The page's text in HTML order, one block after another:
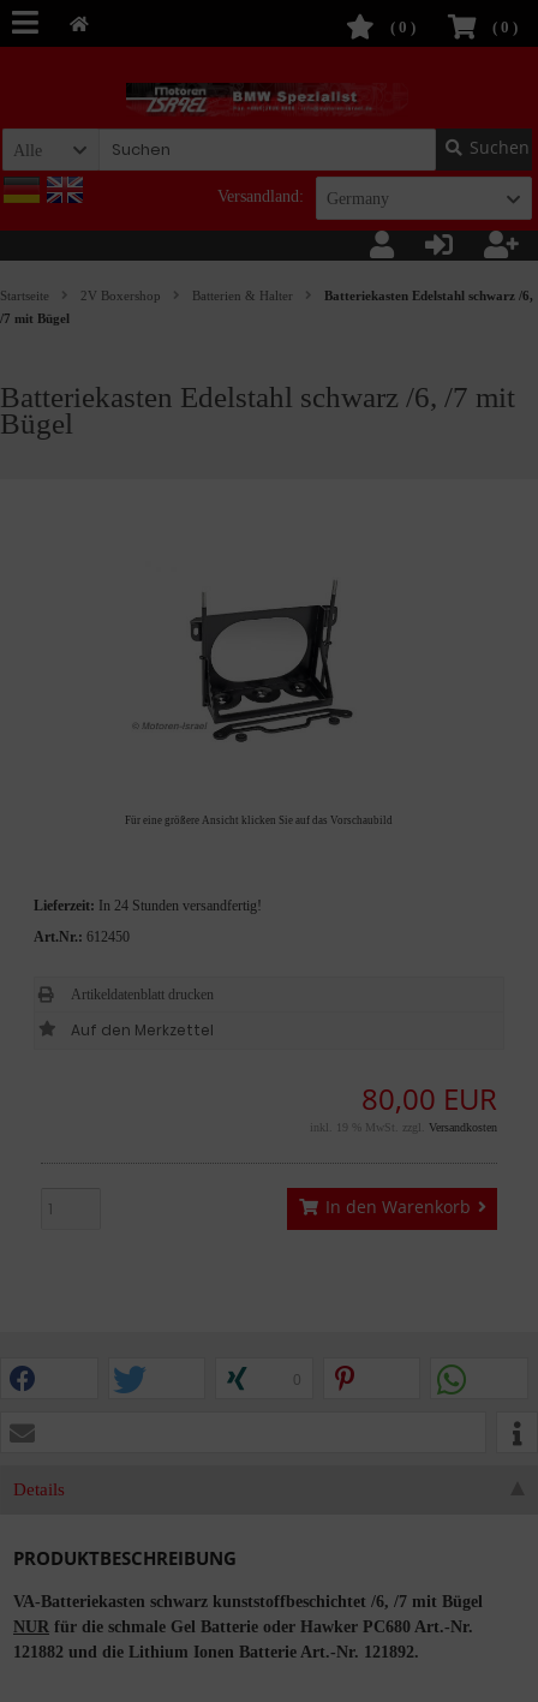
( 0 )
( 0 )
Alle Suchen
Versandland: Germany
Startseite 2V Boxershop Batterien & Halter
Batteriekasten Edelstahl schwarz /6,
/7 mit Bügel
Batteriekasten Edelstahl schwarz /6, /7 mit
Bügel
Für eine größere Ansicht klicken Sie auf das Vorschaubild
80,00 EUR
inkl. 19 % MwSt. zzgl. Versandkosten
In den Warenkorb
Lieferzeit:
In 24 Stunden versandfertig!
Art.Nr.: 612450
Artikeldatenblatt drucken
0
Details
PRODUKTBESCHREIBUNG
VA-Batteriekasten schwarz kunststoffbeschichtet /6, /7 mit Bügel
NUR für die schmale Gel Batterie oder Hawker PC680 Art.-Nr.
121882 und die Lithium Ionen Batterie Art.-Nr. 121892.